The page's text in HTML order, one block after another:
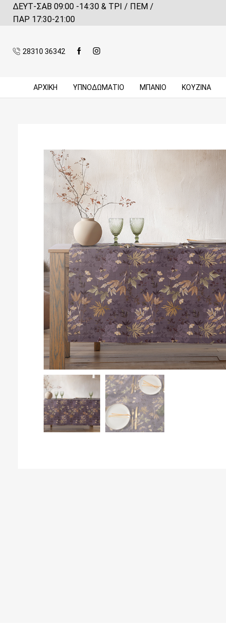
ΔΕΥΤ-ΣΑΒ 09:00 -14:30 & ΤΡΙ / ΠΕΜ /
ΠΑΡ 17:30-21:00
28310 36342
ΑΡΧΙΚΉ ΥΠΝΟΔΩΜΑΤΙΟ ΜΠΆΝΙΟ ΚΟΥΖΊΝΑ